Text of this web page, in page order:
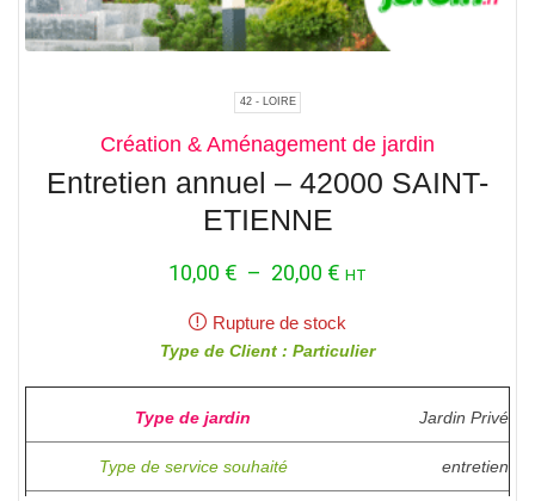
Localisation :
42 - LOIRE
Création & Aménagement de jardin
Entretien annuel – 42000 SAINT-
ETIENNE
10,00 € – 20,00 € HT
Rupture de stock
Type de Client : Particulier
Type de jardin Jardin Privé
Type de service souhaité entretien